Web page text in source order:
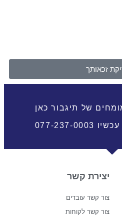
זכאותך
של תיגבור כאן
0003
יצירת קשר
צור קשר עובדים
צור קשר לקוחות